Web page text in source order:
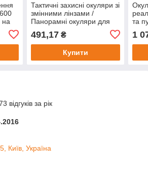
на
/
Тактичні захисні окуляри зі
змінними лінзами /
Панорамні окуляри для
491,17₴
Купити
та
VR
1
відгуків за рік
Київ, Україна